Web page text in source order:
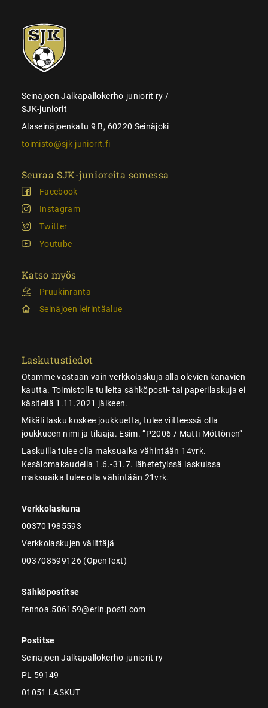
SJK-
juniorit
Seinäjoen Jalkapallokerho-juniorit ry /
SJK-juniorit
Alaseinäjoenkatu 9 B, 60220 Seinäjoki
toimisto@sjk-juniorit.fi
Seuraa SJK-junioreita somessa
Facebook
Instagram
Twitter
Youtube
Katso myös
Pruukinranta
Seinäjoen leirintäalue
Laskutustiedot
Otamme vastaan vain verkkolaskuja alla olevien kanavien
kautta. Toimistolle tulleita sähköposti- tai paperilaskuja ei
käsitellä 1.11.2021 jälkeen.
Mikäli lasku koskee joukkuetta, tulee viitteessä olla
joukkueen nimi ja tilaaja. Esim. ”P2006 / Matti Möttönen”
Laskuilla tulee olla maksuaika vähintään 14vrk.
Kesälomakaudella 1.6.-31.7. lähetetyissä laskuissa
maksuaika tulee olla vähintään 21vrk.
Verkkolaskuna
003701985593
Verkkolaskujen välittäjä
003708599126 (OpenText)
Sähköpostitse
fennoa.506159@erin.posti.com
Postitse
Seinäjoen Jalkapallokerho-juniorit ry
PL 59149
01051 LASKUT